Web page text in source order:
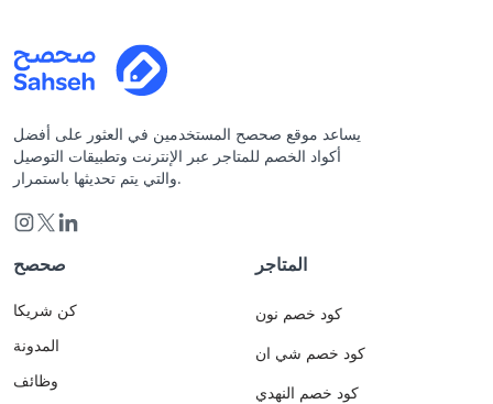
يساعد موقع صحصح المستخدمين في العثور على أفضل
أكواد الخصم للمتاجر عبر الإنترنت وتطبيقات التوصيل
والتي يتم تحديثها باستمرار.
صحصح
كن شريكا
المدونة
وظائف
المتاجر
كود خصم نون
كود خصم شي ان
كود خصم النهدي